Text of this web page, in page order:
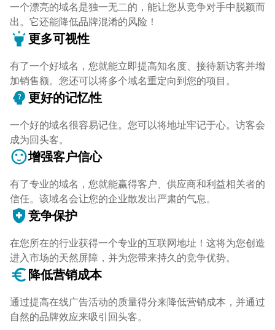
一个漂亮的域名是独一无二的，能让您从竞争对手中脱颖而
出。它还能降低品牌混淆的风险！
highlight更多可视性
有了一个好域名，您就能立即提高知名度、接待新访客并增
加销售额。您还可以将多个域名重定向到您的项目。
psychology_alt 更好的记忆性
一个好的域名很容易记住。您可以将地址牢记于心。访客会
成为回头客。
sentiment_satisfied增强客户信心
有了专业的域名，您就能赢得客户、供应商和利益相关者的
信任。该域名会让您的企业散发出严肃的气息。
health_and_safety 竞争保护
在您所在的行业获得一个专业的互联网地址！这将为您创造
进入市场的天然屏障，并为您带来持久的竞争优势。
euro_symbol 降低营销成本
通过提高在线广告活动的质量得分来降低营销成本，并通过
自然的品牌效应来吸引回头客。